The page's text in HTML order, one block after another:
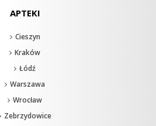
APTEKI
Cieszyn
Kraków
Łódź
Warszawa
Wrocław
Zebrzydowice